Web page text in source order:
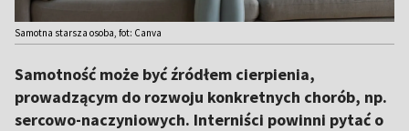
Samotna starsza osoba, fot: Canva
Samotność może być źródłem cierpienia,
prowadzącym do rozwoju konkretnych chorób, np.
sercowo-naczyniowych. Interniści powinni pytać o